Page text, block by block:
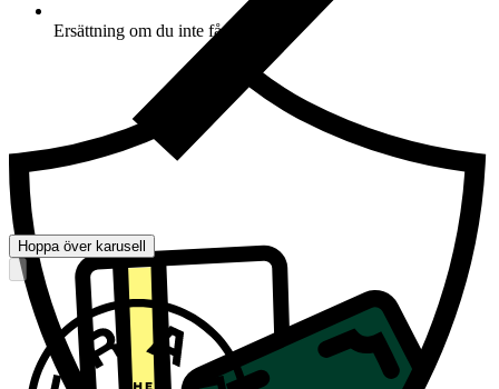
Ersättning om du inte får din vara
Hoppa över karusell